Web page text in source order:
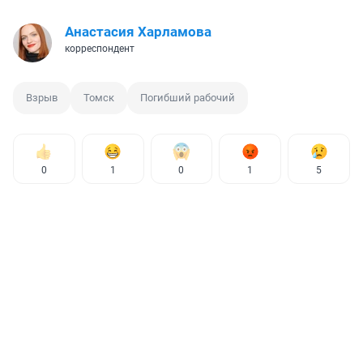
Анастасия Харламова
корреспондент
Взрыв Томск Погибший рабочий
0 1 0 1 5